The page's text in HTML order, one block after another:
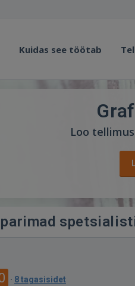
Kuidas see töötab
Loo tellimus
· 8 tagasisidet